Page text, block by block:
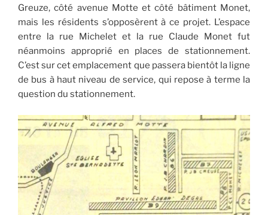
Greuze, côté avenue Motte et côté bâtiment Monet,
mais les résidents s’opposèrent à ce projet. L’espace
entre la rue Michelet et la rue Claude Monet fut
néanmoins approprié en places de stationnement.
C’est sur cet emplacement que passera bientôt la ligne
de bus à haut niveau de service, qui repose à terme la
question du stationnement.